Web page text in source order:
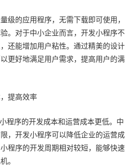
级的应用程序，无需下载即可使用，
。对于中小企业而言，开发小程序不
还能增加用户粘性。通过精美的设计
更好地满足用户需求，提高用户的满
提高效率
程序的开发成本和运营成本更低。中
，开发小程序可以降低企业的运营成
程序的开发周期相对较短，能够快速
。